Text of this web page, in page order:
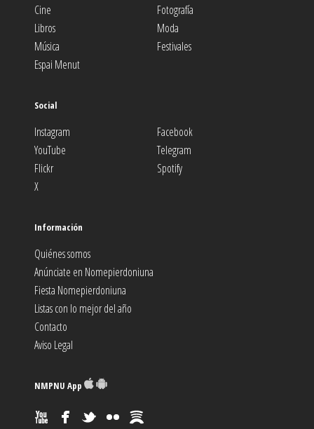
Cine
Fotografía
Libros
Moda
Música
Festivales
Espai Menut
Social
Instagram
Facebook
YouTube
Telegram
Flickr
Spotify
X
Información
Quiénes somos
Anúnciate en Nomepierdoniuna
Fiesta Nomepierdoniuna
Listas con lo mejor del año
Contacto
Aviso Legal
NMPNU App